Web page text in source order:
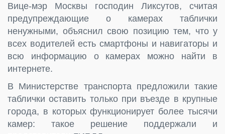
Вице-мэр Москвы господин Ликсутов, считая
предупреждающие о камерах таблички
ненужными, объяснил свою позицию тем, что у
всех водителей есть смартфоны и навигаторы и
всю информацию о камерах можно найти в
интернете.
В Министерстве транспорта предложили такие
таблички оставить только при въезде в крупные
города, в которых функционирует более тысячи
камер: такое решение поддержали и